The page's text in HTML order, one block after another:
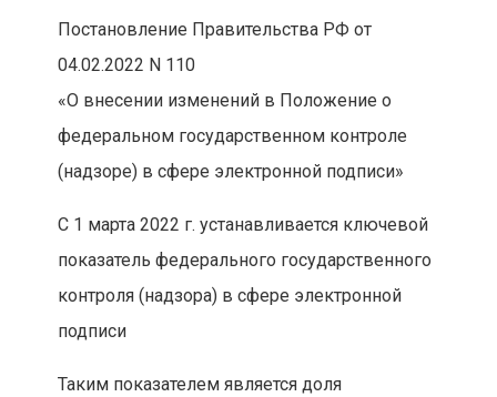
Постановление Правительства РФ от
04.02.2022 N 110
«О внесении изменений в Положение о
федеральном государственном контроле
(надзоре) в сфере электронной подписи»
С 1 марта 2022 г. устанавливается ключевой
показатель федерального государственного
контроля (надзора) в сфере электронной
подписи
Таким показателем является доля